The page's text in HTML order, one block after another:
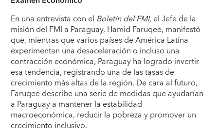
En una entrevista con el Boletín del FMI, el Jefe de la
misión del FMI a Paraguay, Hamid Faruqee, manifestó
que, mientras que varios países de América Latina
experimentan una desaceleración o incluso una
contracción económica, Paraguay ha logrado invertir
esa tendencia, registrando una de las tasas de
crecimiento más altas de la región. De cara al futuro,
Faruqee describe una serie de medidas que ayudarían
a Paraguay a mantener la estabilidad
macroeconómica, reducir la pobreza y promover un
crecimiento inclusivo.